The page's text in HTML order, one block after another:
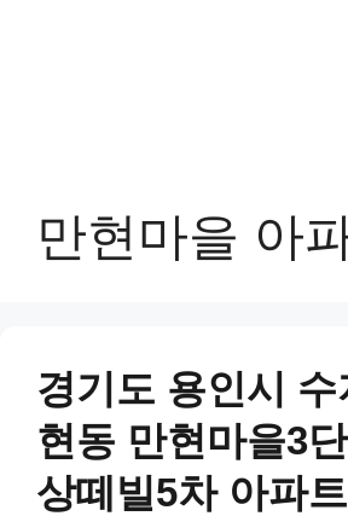
만현마을 아
경기도 용인시
현동 만현마을3
상떼빌5차 아파